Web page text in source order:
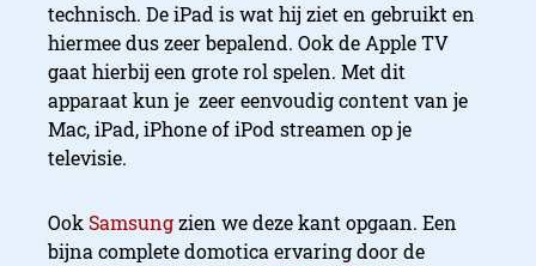
technisch. De iPad is wat hij ziet en gebruikt en
hiermee dus zeer bepalend. Ook de Apple TV
gaat hierbij een grote rol spelen. Met dit
apparaat kun je zeer eenvoudig content van je
Mac, iPad, iPhone of iPod streamen op je
televisie.
OokSamsungzien we deze kant opgaan. Een
bijna complete domotica ervaring door de